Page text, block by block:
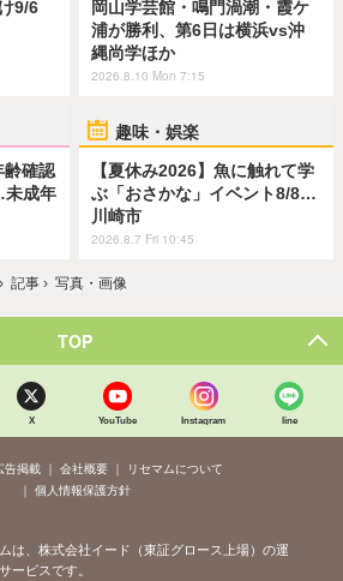
9/6
岡山学芸館・鳴門渦潮・霞ケ
浦が勝利、第6日は横浜vs沖
縄尚学ほか
2026.8.10 Mon 7:15
確認
未成年
趣味・娯楽
【夏休み2026】魚に触れて学
ぶ「おさかな」イベント8/8…
川崎市
2026.8.7 Fri 10:45
› 記事 › 写真・画像
TOP
X YouTube Instagram line
告掲載 会社概要
リセマムについて
個人情報保護方針
は、株式会社イード（東証グロース上場）の運
ービスです。